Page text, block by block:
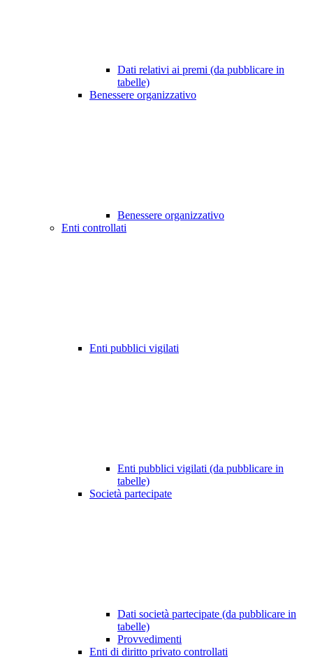
Dati relativi ai premi (da pubblicare in
tabelle)
Benessere organizzativo
Benessere organizzativo
Enti controllati
Enti pubblici vigilati
Enti pubblici vigilati (da pubblicare in
tabelle)
Società partecipate
Dati società partecipate (da pubblicare in
tabelle)
Provvedimenti
Enti di diritto privato controllati